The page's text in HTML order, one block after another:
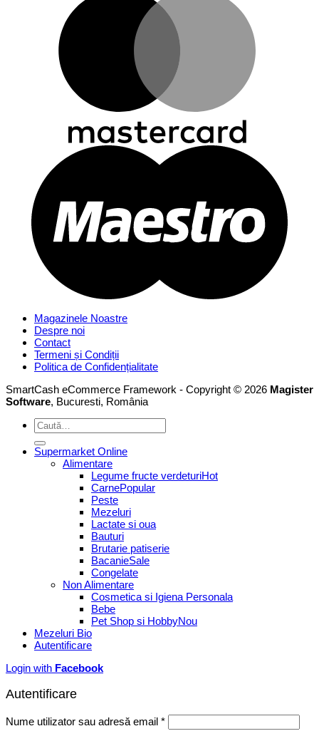
Magazinele Noastre
Despre noi
Contact
Termeni și Condiții
Politica de Confidențialitate
SmartCash eCommerce Framework - Copyright © 2026 Magister
Software, Bucuresti, România
Caută
după:
Supermarket Online
Alimentare
Legume fructe verdeturi
Carne
Peste
Mezeluri
Lactate si oua
Bauturi
Brutarie patiserie
Bacanie
Congelate
Non Alimentare
Cosmetica si Igiena Personala
Bebe
Pet Shop si Hobby
Mezeluri Bio
Autentificare
Login with Facebook
Autentificare
Nume utilizator sau adresă email *Obligatoriu